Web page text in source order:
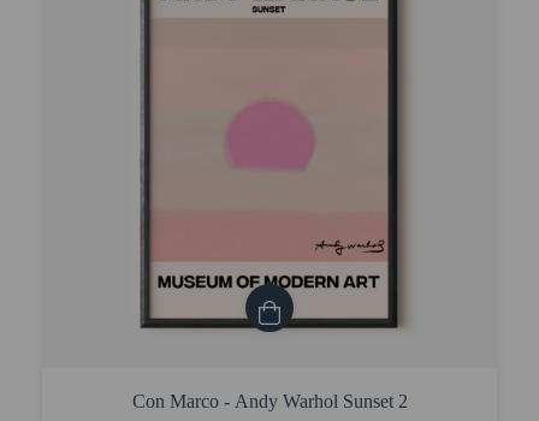
Con Marco - Andy Warhol Sunset 2